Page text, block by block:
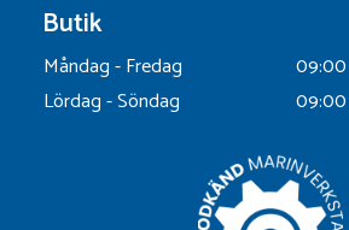
Butik
Måndag - Fredag
Lördag - Söndag